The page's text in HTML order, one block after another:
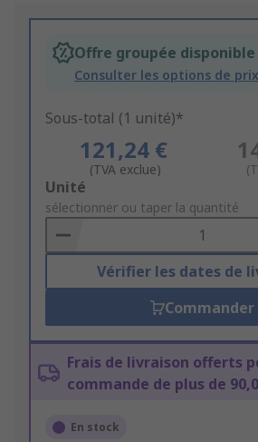
Offre groupée disponible
Consulter les options de
Sous-total (1 unité)*
121,24 €
(TVA exclue)
Add
to
Basket
Unité
sélectionner ou taper la quantité
Vérifier les dates de
Commander
Frais de livraison offerts
commande de plus de
En stock